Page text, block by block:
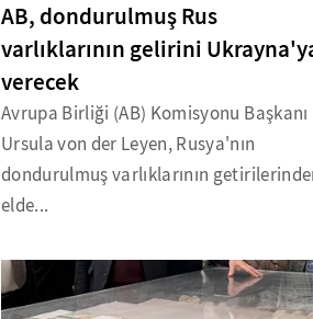
AB, dondurulmuş Rus
varlıklarının gelirini
verecek
Avrupa Birliği (AB) Komisyonu Başkanı
Ursula von der Leyen, Rusya'nın
dondurulmuş varlıklarının
elde...